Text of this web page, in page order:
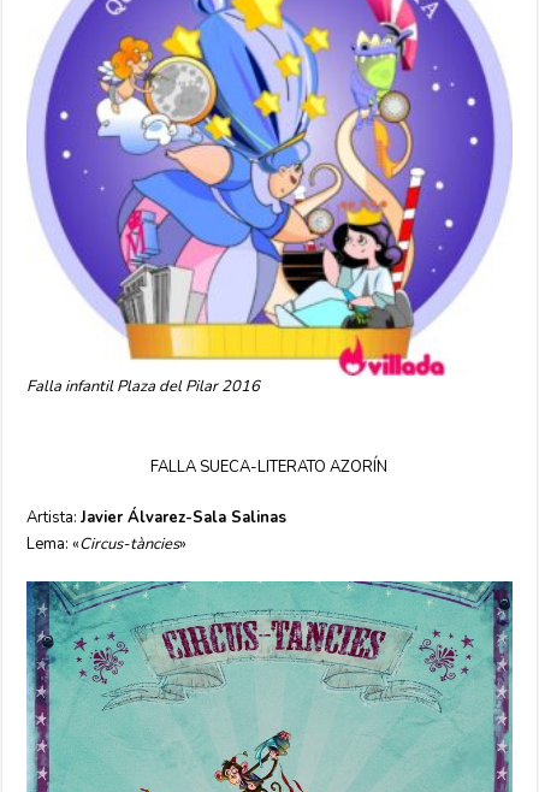
Falla infantil Plaza del Pilar 2016
FALLA SUECA-LITERATO AZORÍN
Artista:Javier Álvarez-Sala Salinas
Lema: «Circus-tàncies»